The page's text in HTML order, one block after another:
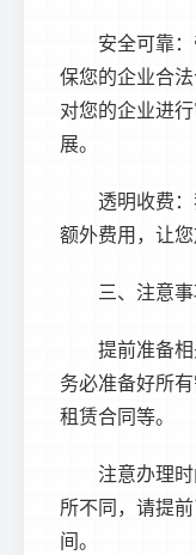
安全可靠
保您的企业合
对您的企业进
展。
透明收费
额外费用，让
三、注意
提前准备
务必准备好所
租赁合同等。
注意办理
所不同，请提
间。